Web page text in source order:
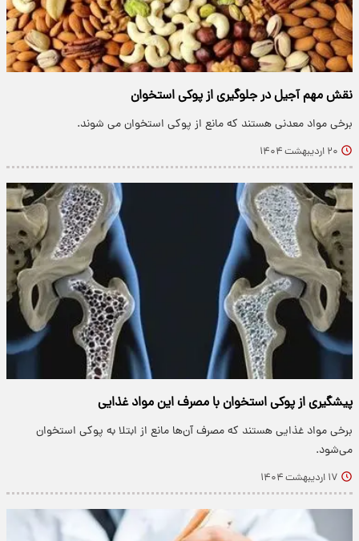
نقش مهم آجیل در جلوگیری از پوکی استخوان
برخی مواد معدنی هستند که مانع از پوکی استخوان می شوند.
۲۰ اردیبهشت ۱۴۰۴
پیشگیری از پوکی استخوان با مصرف این مواد غذایی
برخی مواد غذایی هستند که مصرف آن‌ها مانع از ابتلا به پوکی استخوان
می‌شود.
۱۷ اردیبهشت ۱۴۰۴